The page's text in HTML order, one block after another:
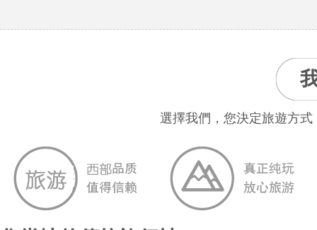
選擇我們，您決定旅遊方